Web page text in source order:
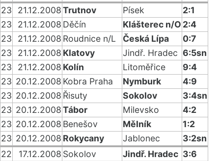
23
21.12.2008Trutnov Písek
2:1
23
21.12.2008 Děčín Klášterec n/O 2:4
23
21.12.2008 Roudnice n/L Česká Lípa
0:7
23
21.12.2008 Klatovy Jindř. Hradec 6:5sn
23
21.12.2008 Kolín Litoměřice
9:4
23 20.12.2008 Kobra Praha Nymburk
4:9
23 20.12.2008 Řisuty Sokolov
3:4sn
23 20.12.2008Tábor Milevsko
4:2
23 20.12.2008 Benešov Mělník
1:2
23 20.12.2008 Rokycany Jablonec
3:2sn
22
17.12.2008 Sokolov Jindř. Hradec 3:6